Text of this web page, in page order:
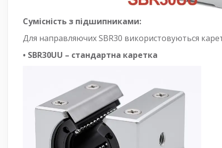
Сумісність з підшипниками:
Для направляючих SBR30 використовуються
• SBR30UU – стандартна каретка